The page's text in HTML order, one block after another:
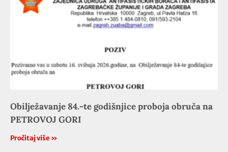
Obilježavanje 84.-te godišnjice proboja obruča na
PETROVOJ GORI
Pročitaj više »